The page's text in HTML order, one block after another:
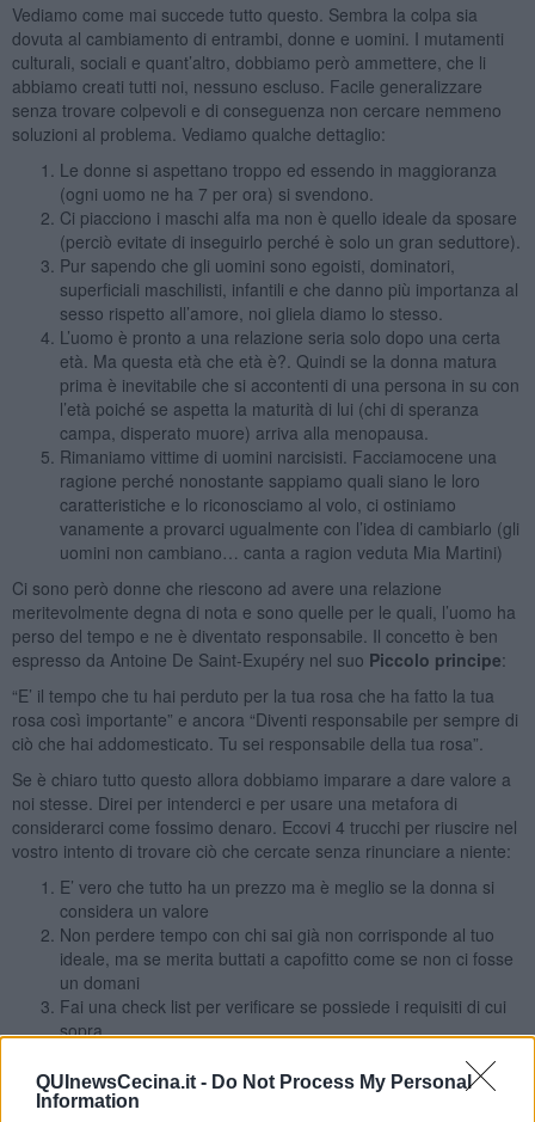
QUInewsCecina.it - Do Not Process My Personal
Information
Vediamo come mai succede tutto questo. Sembra la colpa sia
dovuta al cambiamento di entrambi, donne e uomini. I mutamenti
culturali, sociali e quant’altro, dobbiamo però ammettere, che li
abbiamo creati tutti noi, nessuno escluso. Facile generalizzare
senza trovare colpevoli e di conseguenza non cercare nemmeno
soluzioni al problema. Vediamo qualche dettaglio:
Le donne si aspettano troppo ed essendo in maggioranza
(ogni uomo ne ha 7 per ora) si svendono.
Ci piacciono i maschi alfa ma non è quello ideale da sposare
(perciò evitate di inseguirlo perché è solo un gran seduttore).
Pur sapendo che gli uomini sono egoisti, dominatori,
superficiali maschilisti, infantili e che danno più importanza al
sesso rispetto all’amore, noi gliela diamo lo stesso.
L’uomo è pronto a una relazione seria solo dopo una certa
età. Ma questa età che età è?. Quindi se la donna matura
prima è inevitabile che si accontenti di una persona in su con
l’età poiché se aspetta la maturità di lui (chi di speranza
campa, disperato muore) arriva alla menopausa.
Rimaniamo vittime di uomini narcisisti. Facciamocene una
ragione perché nonostante sappiamo quali siano le loro
caratteristiche e lo riconosciamo al volo, ci ostiniamo
vanamente a provarci ugualmente con l’idea di cambiarlo (gli
uomini non cambiano… canta a ragion veduta Mia Martini)
Ci sono però donne che riescono ad avere una relazione
meritevolmente degna di nota e sono quelle per le quali, l’uomo ha
perso del tempo e ne è diventato responsabile. Il concetto è ben
espresso da Antoine De Saint-Exupéry nel suo Piccolo principe:
“E’ il tempo che tu hai perduto per la tua rosa che ha fatto la tua
rosa così importante” e ancora “Diventi responsabile per sempre di
ciò che hai addomesticato. Tu sei responsabile della tua rosa”.
Se è chiaro tutto questo allora dobbiamo imparare a dare valore a
noi stesse. Direi per intenderci e per usare una metafora di
considerarci come fossimo denaro. Eccovi 4 trucchi per riuscire nel
vostro intento di trovare ciò che cercate senza rinunciare a niente:
E’ vero che tutto ha un prezzo ma è meglio se la donna si
considera un valore
Non perdere tempo con chi sai già non corrisponde al tuo
ideale, ma se merita buttati a capofitto come se non ci fosse
un domani
Fai una check list per verificare se possiede i requisiti di cui
sopra
aspetto e di benessere psicofisico
In definitiva per riassumere devi ogni giorno mettere in piedi un